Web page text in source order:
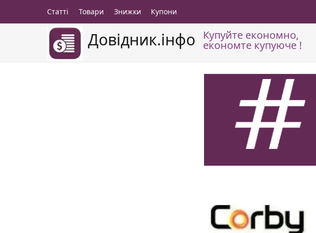
Довідник.інфо Купуйте економно,
економте купуюче !
Статті Товари Знижки Купони